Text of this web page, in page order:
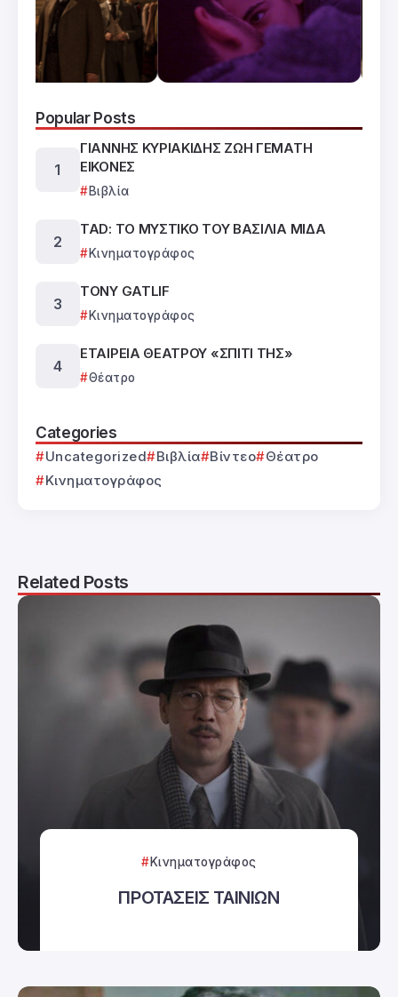
Popular Posts
ΓΙΑΝΝΗΣ ΚΥΡΙΑΚΙΔΗΣ ΖΩΗ ΓΕΜΑΤΗ
ΕΙΚΟΝΕΣ
Βιβλία
TAD: ΤΟ ΜΥΣΤΙΚΟ ΤΟΥ ΒΑΣΙΛΙΑ ΜΙΔΑ
Κινηματογράφος
TONY GATLIF
Κινηματογράφος
ΕΤΑΙΡΕΙΑ ΘΕΑΤΡΟΥ «ΣΠΙΤΙ ΤΗΣ»
Θέατρο
Categories
Uncategorized Βιβλία Βίντεο
Θέατρο
Κινηματογράφος
Related Posts
Κινηματογράφος
ΠΡΟΤΑΣΕΙΣ ΤΑΙΝΙΩΝ